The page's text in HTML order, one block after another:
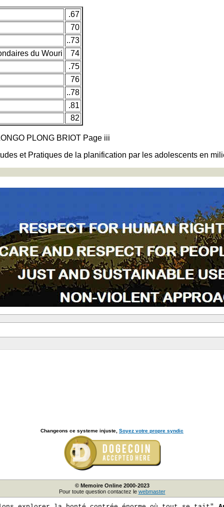
.67
70
..73
du Wouri
74
.75
76
..78
.81
82
PLONG BRIOT Page iii
et Pratiques de la planification par les adolescents en
Changeons ce systeme injuste, Soyez votre propre syndic
© Memoire Online 2000-2023
Pour toute question contactez le webmaster